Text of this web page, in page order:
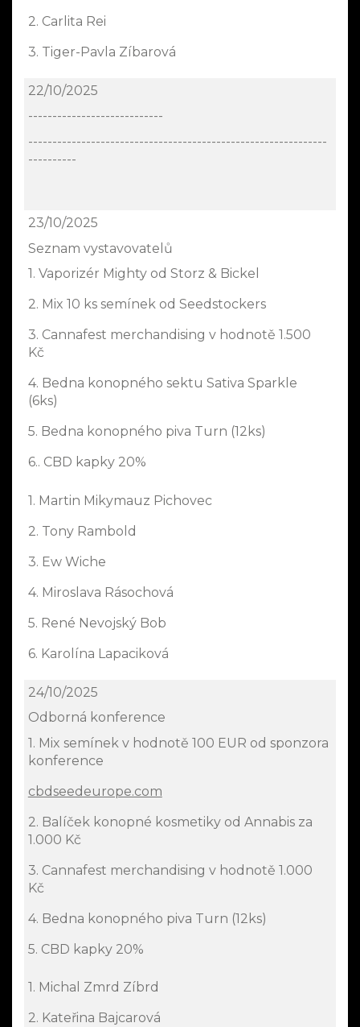
2. Carlita Rei
3. Tiger-Pavla Zíbarová
22/10/2025
----------------------------
--------------------------------------------------------------
----------
23/10/2025
Seznam vystavovatelů
1. Vaporizér Mighty od Storz & Bickel
2. Mix 10 ks semínek od Seedstockers
3. Cannafest merchandising v hodnotě 1.500
Kč
4. Bedna konopného sektu Sativa Sparkle
(6ks)
5. Bedna konopného piva Turn (12ks)
6.. CBD kapky 20%
1. Martin Mikymauz Pichovec
2. Tony Rambold
3. Ew Wiche
4. Miroslava Rásochová
5. René Nevojský Bob
6. Karolína Lapaciková
24/10/2025
Odborná konference
1. Mix semínek v hodnotě 100 EUR od sponzora
konference
cbdseedeurope.com
2. Balíček konopné kosmetiky od Annabis za
1.000 Kč
3. Cannafest merchandising v hodnotě 1.000
Kč
4. Bedna konopného piva Turn (12ks)
5. CBD kapky 20%
1. Michal Zmrd Zíbrd
2. Kateřina Bajcarová